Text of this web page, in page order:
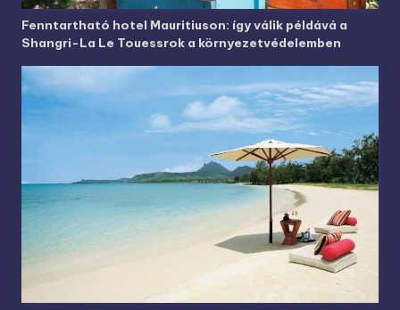
Fenntartható hotel Mauritiuson: így válik példává a
Shangri-La Le Touessrok a környezetvédelemben